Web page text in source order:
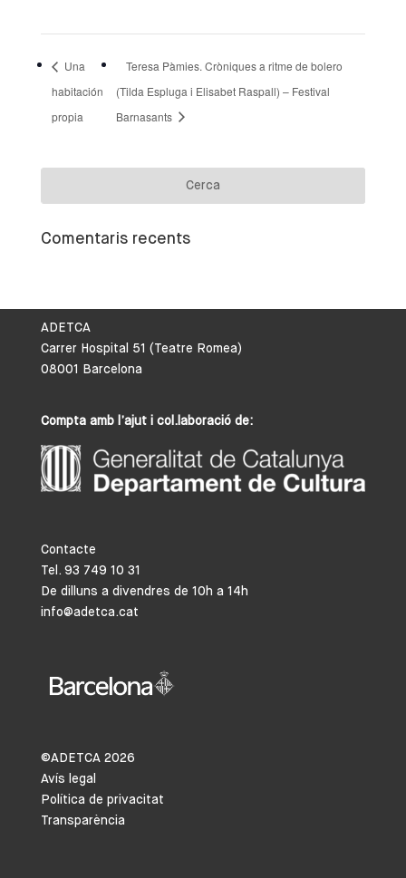
Una
habitación
propia
Teresa Pàmies. Cròniques a ritme de bolero
(Tilda Espluga i Elisabet Raspall) – Festival
Barnasants
Comentaris recents
ADETCA
Carrer Hospital 51 (Teatre Romea)
08001 Barcelona
Compta amb l’ajut i col.laboració de:
Contacte
Tel. 93 749 10 31
De dilluns a divendres de 10h a 14h
info@adetca.cat
©ADETCA 2026
Avís legal
Política de privacitat
Transparència